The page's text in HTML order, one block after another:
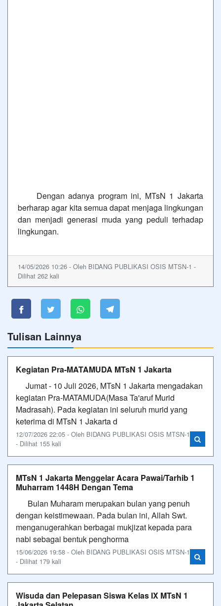
Dengan adanya program ini, MTsN 1 Jakarta
berharap agar kita semua dapat menjaga lingkungan
dan menjadi generasi muda yang peduli terhadap
lingkungan.
14/05/2026 10:26 - Oleh BIDANG PUBLIKASI OSIS MTSN-1 -
Dilihat 262 kali
Tulisan Lainnya
Kegiatan Pra-MATAMUDA MTsN 1 Jakarta
Jumat - 10 Juli 2026, MTsN 1 Jakarta mengadakan
kegiatan Pra-MATAMUDA(Masa Ta'aruf Murid
Madrasah). Pada kegiatan ini seluruh murid yang
keterima di MTsN 1 Jakarta d
12/07/2026 22:05 - Oleh BIDANG PUBLIKASI OSIS MTSN-1
- Dilihat 155 kali
MTsN 1 Jakarta Menggelar Acara Pawai/Tarhib 1
Muharram 1448H Dengan Tema
Bulan Muharam merupakan bulan yang penuh
dengan keistimewaan. Pada bulan ini, Allah Swt.
menganugerahkan berbagai mukjizat kepada para
nabi sebagai bentuk penghorma
15/06/2026 19:58 - Oleh BIDANG PUBLIKASI OSIS MTSN-1
- Dilihat 179 kali
Wisuda dan Pelepasan Siswa Kelas IX MTsN 1